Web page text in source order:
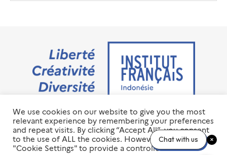
Jalan M.H. Thamrin No. 20 Jakarta Pusat 10350
+6221 23 55 79 00
info@ifi-id.com
© 2020 All Right Reserved
We use cookies on our website to give you the most
relevant experience by remembering your preferences
and repeat visits. By clicking “Accept All”, you consent
to the use of ALL the cookies. However, you may visit
"Cookie Settings" to provide a controlled consent.
Chat with us